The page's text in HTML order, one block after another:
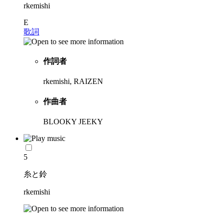
rkemishi
E
歌詞
作詞者
rkemishi, RAIZEN
作曲者
BLOOKY JEEKY
5
糸と鈴
rkemishi